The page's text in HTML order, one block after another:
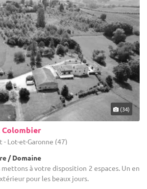
(34)
Colombier
- Lot-et-Garonne (47)
/ Domaine
mettons à votre disposition 2 espaces. Un en
pour les beaux jours.